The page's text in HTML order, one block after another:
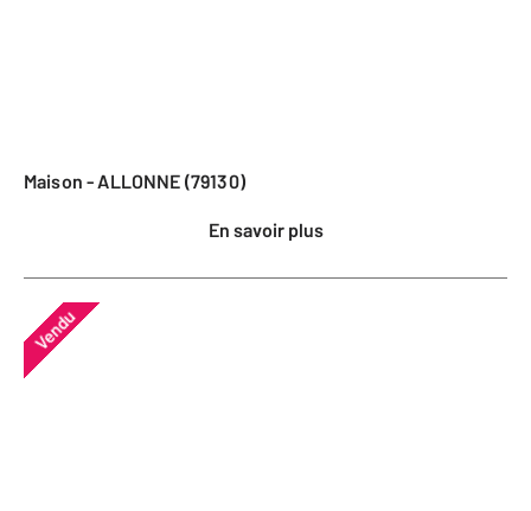
Maison - ALLONNE (79130)
En savoir plus
Vendu